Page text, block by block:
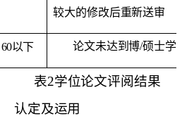
较大的修改后重新送审
60以下 论文未达到博/硕士学
表2学位论文评阅结果
认定及运用